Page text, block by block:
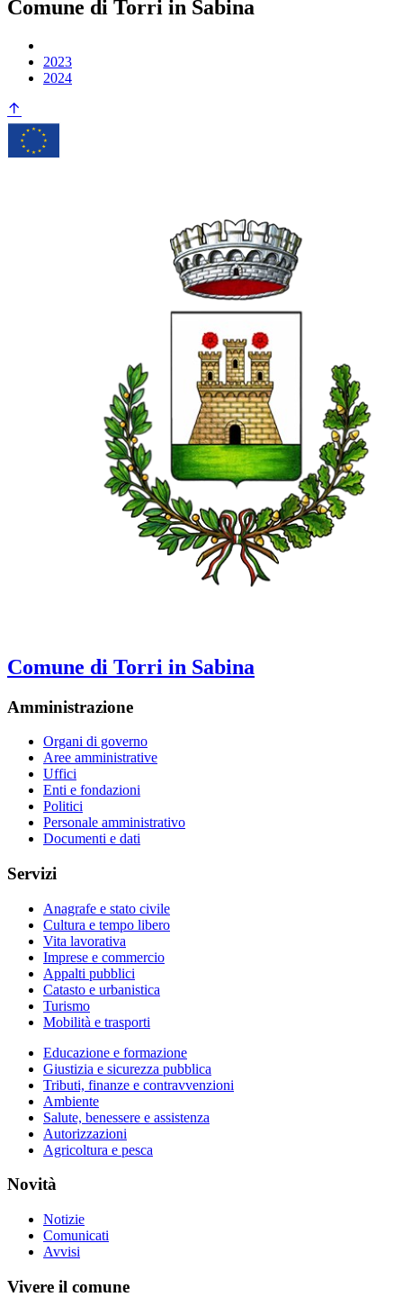
Comune di Torri in Sabina
2023
2024
Comune di Torri in Sabina
Amministrazione
Organi di governo
Aree amministrative
Uffici
Enti e fondazioni
Politici
Personale amministrativo
Documenti e dati
Servizi
Anagrafe e stato civile
Cultura e tempo libero
Vita lavorativa
Imprese e commercio
Appalti pubblici
Catasto e urbanistica
Turismo
Mobilità e trasporti
Educazione e formazione
Giustizia e sicurezza pubblica
Tributi, finanze e contravvenzioni
Ambiente
Salute, benessere e assistenza
Autorizzazioni
Agricoltura e pesca
Novità
Notizie
Comunicati
Avvisi
Vivere il comune